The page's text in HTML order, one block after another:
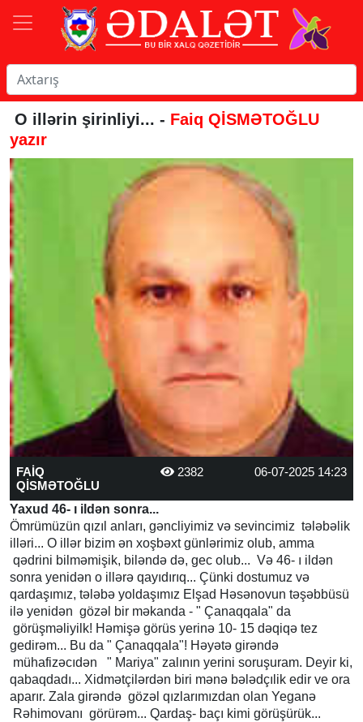
O illərin şirinliyi... - Faiq QİSMƏTOĞLU
yazır
FAİQ
QİSMƏTOĞLU
2382 06-07-2025 14:23
Yaxud 46- ı ildən sonra...
Ömrümüzün qızıl anları, gəncliyimiz və sevincimiz tələbəlik
illəri... O illər bizim ən xoşbəxt günlərimiz olub, amma
qədrini bilməmişik, biləndə də, gec olub... Və 46- ı ildən
sonra yenidən o illərə qayıdırıq... Çünki dostumuz və
qardaşımız, tələbə yoldaşımız Elşad Həsənovun təşəbbüsü
ilə yenidən gözəl bir məkanda - " Çanaqqala" da
görüşməliyilk! Həmişə görüs yerinə 10- 15 dəqiqə tez
gedirəm... Bu da " Çanaqqala"! Həyətə girəndə
mühafizəcıdən " Mariya" zalının yerini soruşuram. Deyir ki,
qabaqdadı... Xidmətçilərdən biri mənə bələdçılik edir ve ora
aparır. Zala girəndə gözəl qızlarımızdan olan Yeganə
Rəhimovanı görürəm... Qardaş- baçı kimi görüşürük...